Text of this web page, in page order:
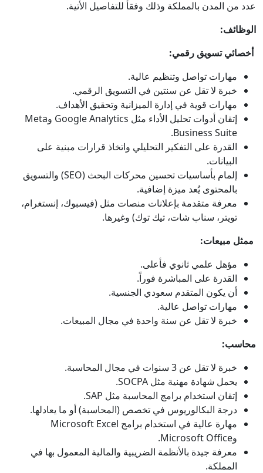
عدد من المدن بالمملكة وذلك وفقأ للتفاصيل الأتية.
الوظائف:
أخصائي تسويق رقمي:
مهارات تواصل وتنظيم عالية.
خبرة لا تقل عن سنتين في التسويق الرقمي.
مهارات قوية في إدارة الميزانية وتحقيق الأهداف.
إتقان أدوات تحليل الأداء مثل Google Analytics وMeta
Business Suite.
القدرة على التفكير التحليلي واتخاذ قرارات مبنية على
البيانات.
إلمام بأساسيات تحسين محركات البحث (SEO) والتسويق
بالمحتوى يُعد ميزة إضافية.
معرفة متقدمة بإعلانات منصات مثل (فيسبوك، إنستغرام،
تويتر، سناب شات، تيك توك) وغيرها.
ممثل مبيعات:
مؤهل علمي ثانوي فأعلى.
القدرة على المباشرة فوراً.
أن يكون المتقدم سعودي الجنسية.
مهارات تواصل عالية.
خبرة لا تقل عن سنة واحدة في مجال المبيعات.
محاسب:
خبرة لا تقل عن 3 سنوات في مجال المحاسبة.
يحمل شهادة مهنية مثل SOCPA.
إتقان استخدام برامج المحاسبة مثل SAP.
درجة البكالوريوس في تخصص (المحاسبة) أو ما يعادلها.
مهارة عالية في استخدام برامج Microsoft Excel
وMicrosoft Office.
معرفة جيدة بالأنظمة الضريبية والمالية المعمول بها في
المملكة.